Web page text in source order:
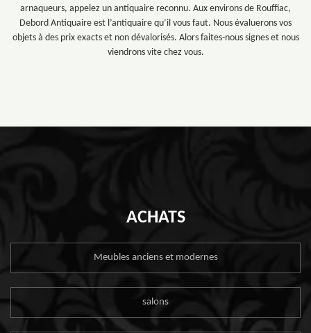
arnaqueurs, appelez un antiquaire reconnu. Aux environs de Rouffiac,
Debord Antiquaire est l’antiquaire qu’il vous faut. Nous évaluerons vos
objets à des prix exacts et non dévalorisés. Alors faites-nous signes et nous
viendrons vite chez vous.
ACHATS
Meubles anciens et modernes
salons